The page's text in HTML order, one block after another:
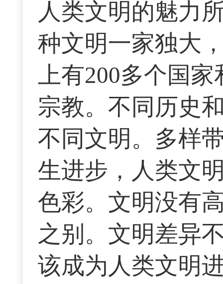
人类文明的魅力
种文明一家独大
上有200多个国
宗教。不同历史
不同文明。多样
生进步，人类文
色彩。文明没有
之别。文明差异
该成为人类文明